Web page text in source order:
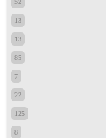
52
13
13
85
7
22
125
8